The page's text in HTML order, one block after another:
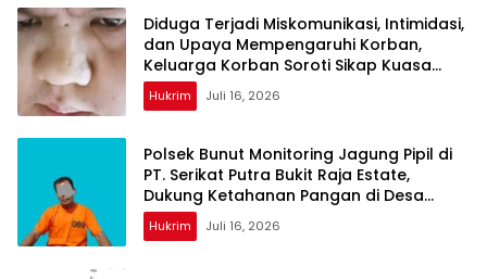
Diduga Terjadi Miskomunikasi, Intimidasi,
dan Upaya Mempengaruhi Korban,
Keluarga Korban Soroti Sikap Kuasa
Hukum Terdakwa di PN Pekanbaru
Hukrim Juli 16, 2026
Polsek Bunut Monitoring Jagung Pipil di
PT. Serikat Putra Bukit Raja Estate,
Dukung Ketahanan Pangan di Desa
Sialang Kayu Batu
Hukrim Juli 16, 2026